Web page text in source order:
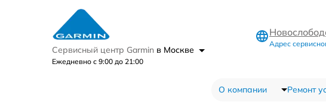
Сервисный центр Garmin в Москве
Ежедневно с 9:00 до 21:00
Адрес
О компании Ремонт